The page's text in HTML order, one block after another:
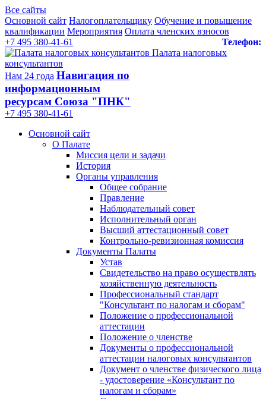
Все сайты
Основной сайт Налогоплательщику Обучение и повышение
квалификации Мероприятия Оплата членских взносов
Телефон:
+7 495 380-41-61
Палата налоговых
консультантов
Нам 24 года Навигация по
информационным
ресурсам Союза "ПНК"
+7 495 380‑41‑61
Основной сайт
О Палате
Миссия цели и задачи
История
Органы управления
Общее собрание
Правление
Наблюдательный совет
Исполнительный орган
Высший аттестационный совет
Контрольно-ревизионная комиссия
Документы Палаты
Устав
Свидетельство на право осуществлять
хозяйственную деятельность
Профессиональный стандарт
"Консультант по налогам и сборам"
Положение о профессиональной
аттестации
Положение о членстве
Документы о профессиональной
аттестации налоговых консультантов
Документ о членстве физического лица
- удостоверение «Консультант по
налогам и сборам»